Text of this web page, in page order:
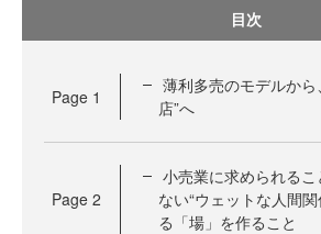
目次
Page 1
薄利多売のモデルか
店”へ
Page 2
小売業に求められるこ
ない“ウェットな人間
る「場」を作ること